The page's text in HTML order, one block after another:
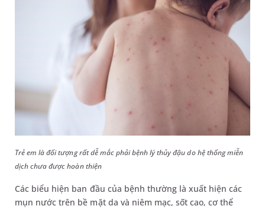
Trẻ em là đối tượng rất dễ mắc phải bệnh lý thủy đậu do hệ thống miễn
dịch chưa được hoàn thiện
Các biểu hiện ban đầu của bệnh thường là xuất hiện các
mụn nước trên bề mặt da và niêm mạc, sốt cao, cơ thể